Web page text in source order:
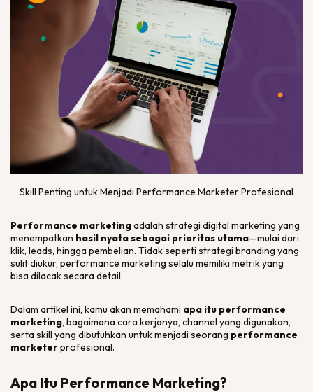
Skill Penting untuk Menjadi Performance Marketer Profesional
Performance marketingadalah strategi digital marketing yang
menempatkan hasil nyata sebagai prioritas utama—mulai dari
klik, leads, hingga pembelian. Tidak seperti strategi branding yang
sulit diukur, performance marketing selalu memiliki metrik yang
bisa dilacak secara detail.
Dalam artikel ini, kamu akan memahami apa itu performance
marketing, bagaimana cara kerjanya, channel yang digunakan,
serta skill yang dibutuhkan untuk menjadi seorang performance
marketerprofesional.
Apa Itu Performance Marketing?